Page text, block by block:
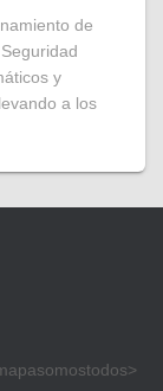
de
y
a los